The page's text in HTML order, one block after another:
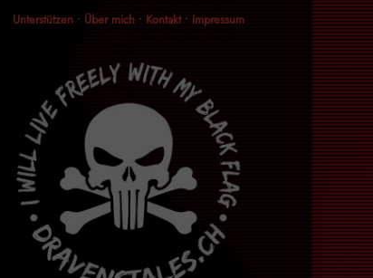
Unterstützen• Über mich• Kontakt• Impressum